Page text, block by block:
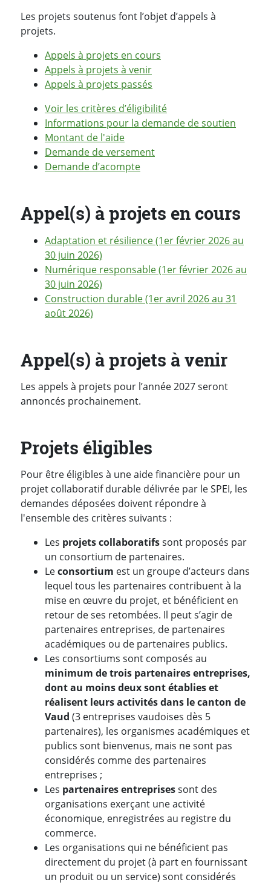
Les projets soutenus font l’objet d’appels à
projets.
Appels à projets en cours
Appels à projets à venir
Appels à projets passés
Voir les critères d’éligibilité
Informations pour la demande de soutien
Montant de l'aide
Demande de versement
Demande d’acompte
Appel(s) à projets en cours
Adaptation et résilience (1er février 2026 au
30 juin 2026)
Numérique responsable (1er février 2026 au
30 juin 2026)
Construction durable (1er avril 2026 au 31
août 2026)
Appel(s) à projets à venir
Les appels à projets pour l’année 2027 seront
annoncés prochainement.
Projets éligibles
Pour être éligibles à une aide financière pour un
projet collaboratif durable délivrée par le SPEI, les
demandes déposées doivent répondre à
l'ensemble des critères suivants :
Les projets collaboratifssont proposés par
un consortium de partenaires.
Leconsortium est un groupe d’acteurs dans
lequel tous les partenaires contribuent à la
mise en œuvre du projet, et bénéficient en
retour de ses retombées. Il peut s’agir de
partenaires entreprises, de partenaires
académiques ou de partenaires publics.
Les consortiums sont composés au
minimum de trois partenaires entreprises,
dont au moins deux sont établies et
réalisent leurs activités dans le canton de
Vaud (3 entreprises vaudoises dès 5
partenaires), les organismes académiques et
publics sont bienvenus, mais ne sont pas
considérés comme des partenaires
entreprises ;
Les partenaires entreprisessont des
organisations exerçant une activité
économique, enregistrées au registre du
commerce.
Les organisations qui ne bénéficient pas
directement du projet (à part en fournissant
un produit ou un service) sont considérés